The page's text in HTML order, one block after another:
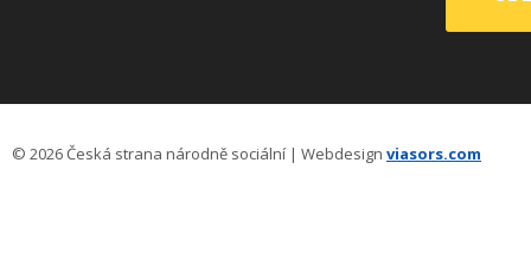
© 2026 Česká strana národně sociální | Webdesign viasors.com